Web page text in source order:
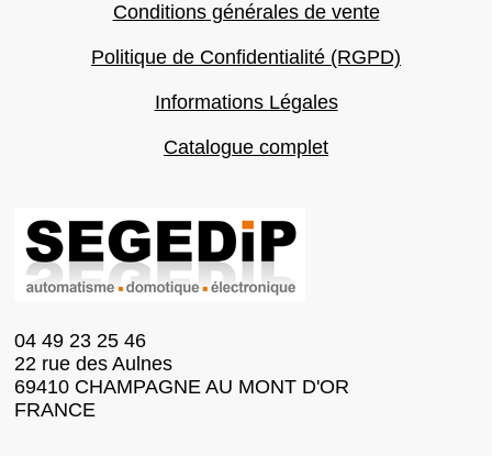
Conditions générales de vente
Politique de Confidentialité (RGPD)
Informations Légales
Catalogue complet
04 49 23 25 46
22 rue des Aulnes
69410 CHAMPAGNE AU MONT D'OR
FRANCE